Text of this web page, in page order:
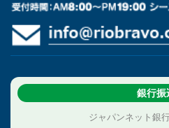
銀行振
ジャパンネット銀